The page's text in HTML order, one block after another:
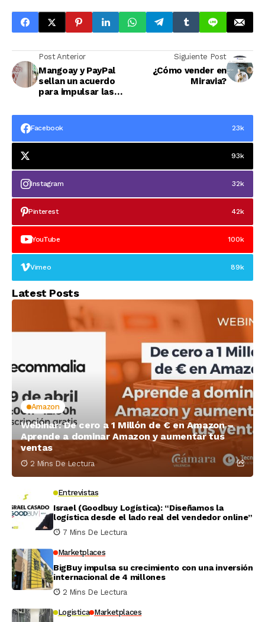
Post Anterior
Mangoay y PayPal
sellan un acuerdo
para impulsar las
en los marketplaces
Siguiente Post
¿Cómo vender en
Miravia?
Facebook 23k
93k
Instagram 32k
Pinterest 42k
YouTube 100k
Vimeo 89k
Latest Posts
Amazon
Webinar: De cero a 1 Millón de € en Amazon –
Aprende a dominar Amazon y aumentar tus
ventas
2 Mins De Lectura
Entrevistas
Israel (Goodbuy Logística): “Diseñamos la
logística desde el lado real del vendedor online”
7 Mins De Lectura
Marketplaces
BigBuy impulsa su crecimiento con una inversión
internacional de 4 millones
2 Mins De Lectura
Logistica Marketplaces